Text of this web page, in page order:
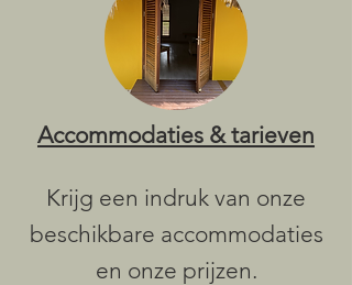
Accommodaties & tarieven
Krijg een indruk van onze
beschikbare accommodaties
en onze prijzen.